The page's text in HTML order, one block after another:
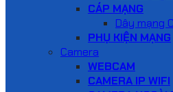
CÁP MẠNG
Dây mạng
PHỤ KIỆN MẠNG
Camera
WEBCAM
CAMERA IP WIFI